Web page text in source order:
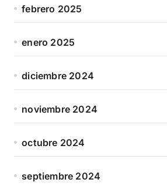
febrero 2025
enero 2025
diciembre 2024
noviembre 2024
octubre 2024
septiembre 2024